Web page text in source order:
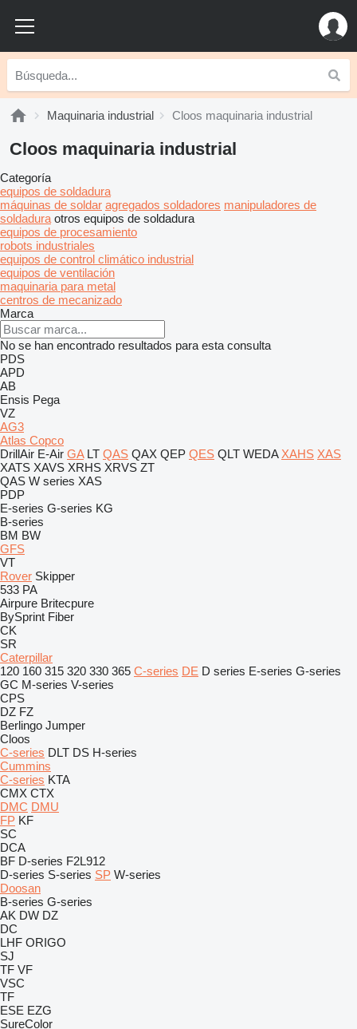
Maquinaria industrial Cloos maquinaria industrial
Cloos maquinaria industrial
Categoría
equipos de soldadura
máquinas de soldar agregados soldadores manipuladores de
soldadura otros equipos de soldadura
equipos de procesamiento
robots industriales
equipos de control climático industrial
equipos de ventilación
maquinaria para metal
centros de mecanizado
Marca
No se han encontrado resultados para esta consulta
PDS
APD
AB
Ensis Pega
VZ
AG3
Atlas Copco
DrillAir E-Air GA LT QAS QAX QEP QES QLT WEDA XAHS XAS
XATS XAVS XRHS XRVS ZT
QAS W series XAS
PDP
E-series G-series KG
B-series
BM BW
GFS
VT
Rover Skipper
533 PA
Airpure Britecpure
BySprint Fiber
CK
SR
Caterpillar
120 160 315 320 330 365 C-series DE D series E-series G-series
GC M-series V-series
CPS
DZ FZ
Berlingo Jumper
Cloos
C-series DLT DS H-series
Cummins
C-series KTA
CMX CTX
DMC DMU
FP KF
SC
DCA
BF D-series F2L912
D-series S-series SP W-series
Doosan
B-series G-series
AK DW DZ
DC
LHF ORIGO
SJ
TF VF
VSC
TF
ESE EZG
SureColor